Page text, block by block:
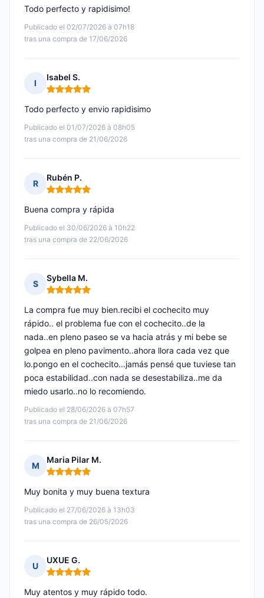
Publicado el 02/07/2026 à 07h18
tras una compra de 17/06/2026
Todo perfecto y rapidisimo!
I
Isabel S.
Nota: 5 de 5
Publicado el 01/07/2026 à 08h05
tras una compra de 21/06/2026
Todo perfecto y envio rapidisimo
R
Rubén P.
Nota: 5 de 5
Publicado el 30/06/2026 à 10h22
tras una compra de 22/06/2026
Buena compra y rápida
S
Sybella M.
Nota: 5 de 5
Publicado el 28/06/2026 à 07h57
tras una compra de 21/06/2026
La compra fue muy bien.recibi el cochecito muy
rápido.. el problema fue con el cochecito..de la
nada..en pleno paseo se va hacia atrás y mi bebe se
golpea en pleno pavimento..ahora llora cada vez que
lo.pongo en el cochecito...jamás pensé que tuviese tan
poca estabilidad..con nada se desestabiliza..me da
miedo usarlo..no lo recomiendo.
M
Maria Pilar M.
Nota: 5 de 5
Publicado el 27/06/2026 à 13h03
tras una compra de 26/05/2026
Muy bonita y muy buena textura
U
UXUE G.
Nota: 5 de 5
Muy atentos y muy rápido todo.